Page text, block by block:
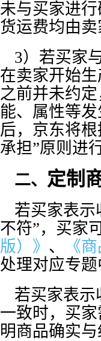
未与买家进
货运费均由
3）若买家
在卖家开始
之前并未约
能、属性等
后，京东将
承担”原则进
二、 定制
若买家表示
不符”，买家
版）》 、
《
处理对应专
若买家表
一致时，买
明商品确实